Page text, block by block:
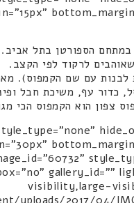
הספורטן בתל
לרקוד לפי הקצב.
עם שם הקמפוס).
כדור עף, משיכת חבל
צפון הוא הקמפוס הכי
gallery_id=""
visibility,large-
wp-content/uploads/